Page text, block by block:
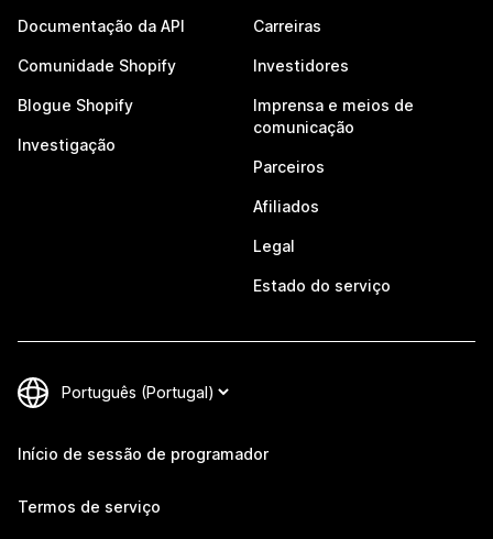
Documentação da API
Comunidade Shopify
Blogue Shopify
Investigação
Carreiras
Investidores
Imprensa e meios de
comunicação
Parceiros
Afiliados
Legal
Estado do serviço
Início de sessão de programador
Termos de serviço